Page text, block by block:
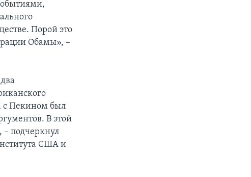
Порой это
Обамы», –
с Пекином был
В этой
– подчеркнул
США и